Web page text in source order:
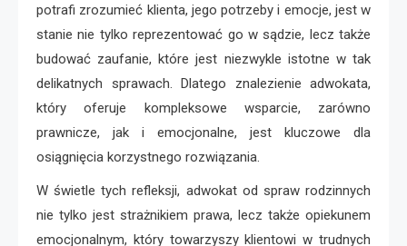
potrafi zrozumieć klienta, jego potrzeby i emocje, jest w
stanie nie tylko reprezentować go w sądzie, lecz także
budować zaufanie, które jest niezwykle istotne w tak
delikatnych sprawach. Dlatego znalezienie adwokata,
który oferuje kompleksowe wsparcie, zarówno
prawnicze, jak i emocjonalne, jest kluczowe dla
osiągnięcia korzystnego rozwiązania.
W świetle tych refleksji, adwokat od spraw rodzinnych
nie tylko jest strażnikiem prawa, lecz także opiekunem
emocjonalnym, który towarzyszy klientowi w trudnych